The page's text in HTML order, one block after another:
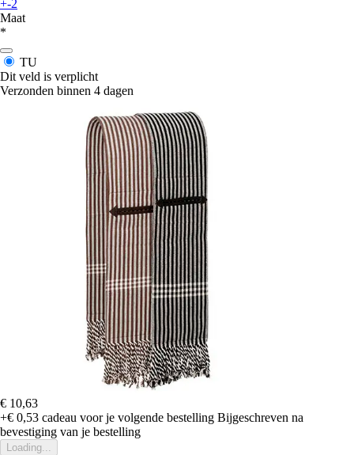
+-2
Maat
*
TU
Dit veld is verplicht
Verzonden binnen 4 dagen
€ 10,63
+€ 0,53 cadeau voor je volgende bestelling Bijgeschreven na
bevestiging van je bestelling
Loading...